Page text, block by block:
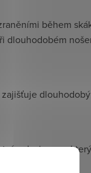
během
dlouhodobém
designem,